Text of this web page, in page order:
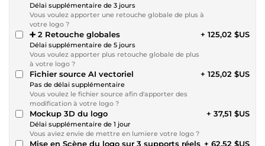
Délai supplémentaire de 3 jours
Vous voulez apporter une retouche globale de plus à
votre logo ?
➕ 2 Retouche globales
Délai supplémentaire de 5 jours
Vous voulez apporter plus retouche globale de plus
à votre logo ?
+ 125,02 $US
Fichier source AI vectoriel
Pas de délai supplémentaire
Vous voulez le fichier source afin d'apporter des
modification à votre logo ?
+ 125,02 $US
Mockup 3D du logo
Délai supplémentaire de 1 jour
Vous aviez envie de mettre en lumiere votre logo ?
+ 37,51 $US
Mise en Scène du logo sur 3 supports réels + 62,52 $US